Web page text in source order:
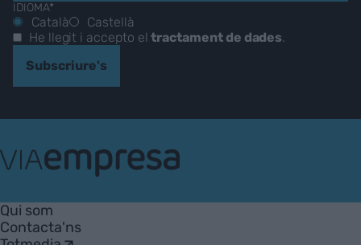
IDIOMA*
Català
Castellà
He llegit i accepto eltractament de dades.
Subscriure's
Empresa
Qui som
Contacta'ns